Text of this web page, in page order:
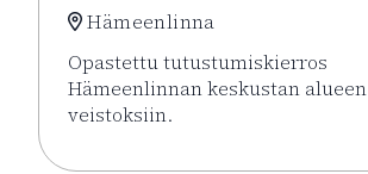
Hämeenlinna
Opastettu tutustumiskierros
Hämeenlinnan keskustan alueen
veistoksiin.